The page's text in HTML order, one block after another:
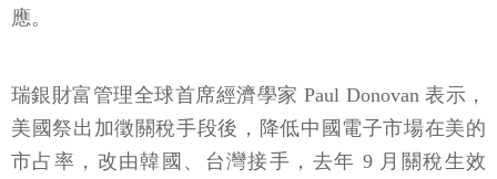
應。
瑞銀財富管理全球首席經濟學家 Paul Donovan 表示，
美國祭出加徵關稅手段後，降低中國電子市場在美的
市占率，改由韓國、台灣接手，去年 9 月關稅生效